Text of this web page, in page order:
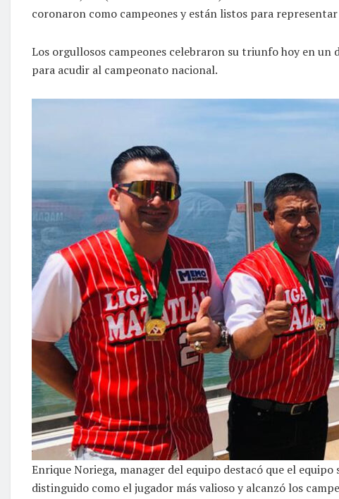
coronaron como campeones y están listos para
Los orgullosos campeones celebraron su triunfo hoy en
para acudir al campeonato nacional.
Enrique Noriega, manager del equipo destacó que el
distinguido como el jugador más valioso y alcanzó los